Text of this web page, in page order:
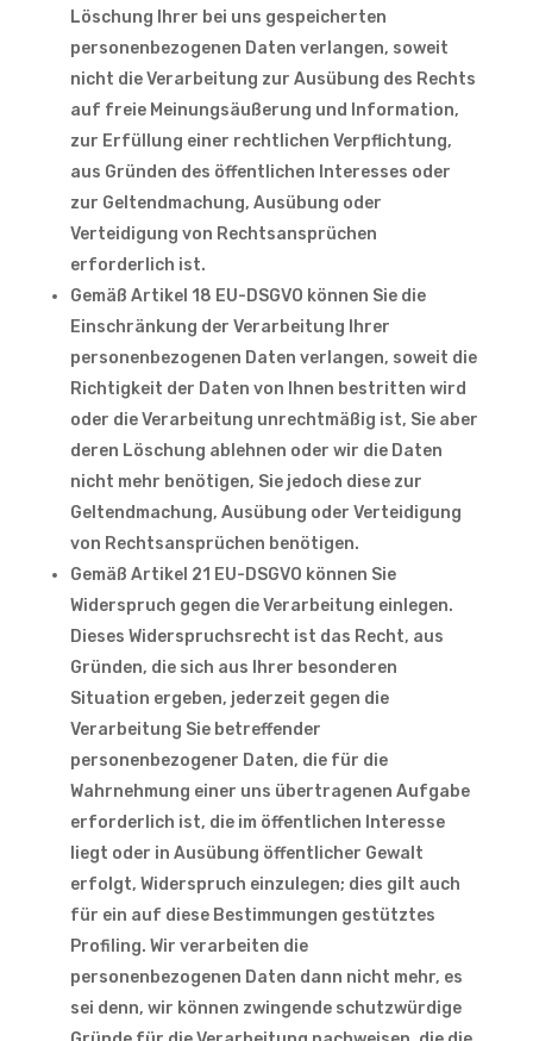
Löschung Ihrer bei uns gespeicherten
personenbezogenen Daten verlangen, soweit
nicht die Verarbeitung zur Ausübung des Rechts
auf freie Meinungsäußerung und Information,
zur Erfüllung einer rechtlichen Verpflichtung,
aus Gründen des öffentlichen Interesses oder
zur Geltendmachung, Ausübung oder
Verteidigung von Rechtsansprüchen
erforderlich ist.
Gemäß Artikel 18 EU-DSGVO können Sie die
Einschränkung der Verarbeitung Ihrer
personenbezogenen Daten verlangen, soweit die
Richtigkeit der Daten von Ihnen bestritten wird
oder die Verarbeitung unrechtmäßig ist, Sie aber
deren Löschung ablehnen oder wir die Daten
nicht mehr benötigen, Sie jedoch diese zur
Geltendmachung, Ausübung oder Verteidigung
von Rechtsansprüchen benötigen.
Gemäß Artikel 21 EU-DSGVO können Sie
Widerspruch gegen die Verarbeitung einlegen.
Dieses Widerspruchsrecht ist das Recht, aus
Gründen, die sich aus Ihrer besonderen
Situation ergeben, jederzeit gegen die
Verarbeitung Sie betreffender
personenbezogener Daten, die für die
Wahrnehmung einer uns übertragenen Aufgabe
erforderlich ist, die im öffentlichen Interesse
liegt oder in Ausübung öffentlicher Gewalt
erfolgt, Widerspruch einzulegen; dies gilt auch
für ein auf diese Bestimmungen gestütztes
Profiling. Wir verarbeiten die
personenbezogenen Daten dann nicht mehr, es
sei denn, wir können zwingende schutzwürdige